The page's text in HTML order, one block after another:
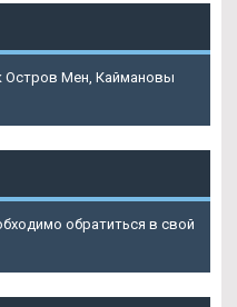
Остров Мен, Каймановы
обратиться в свой